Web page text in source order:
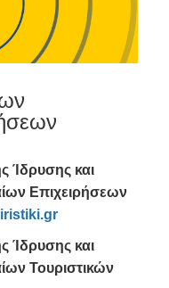
Ίδρυσης και
Επιχειρήσεων
Ίδρυσης και
Τουριστικών